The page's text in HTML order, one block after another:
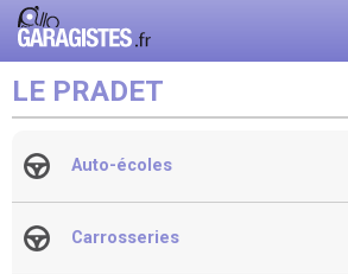
LE PRADET
Auto-écoles
Carrosseries